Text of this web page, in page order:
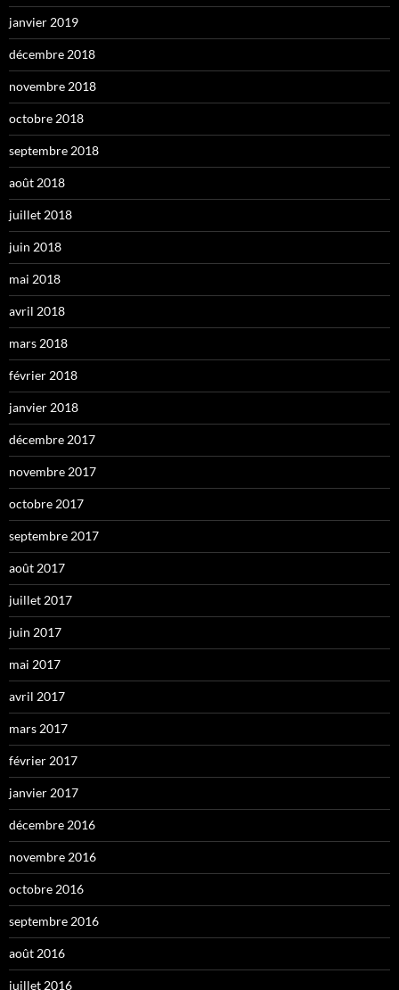
janvier 2019
décembre 2018
novembre 2018
octobre 2018
septembre 2018
août 2018
juillet 2018
juin 2018
mai 2018
avril 2018
mars 2018
février 2018
janvier 2018
décembre 2017
novembre 2017
octobre 2017
septembre 2017
août 2017
juillet 2017
juin 2017
mai 2017
avril 2017
mars 2017
février 2017
janvier 2017
décembre 2016
novembre 2016
octobre 2016
septembre 2016
août 2016
juillet 2016